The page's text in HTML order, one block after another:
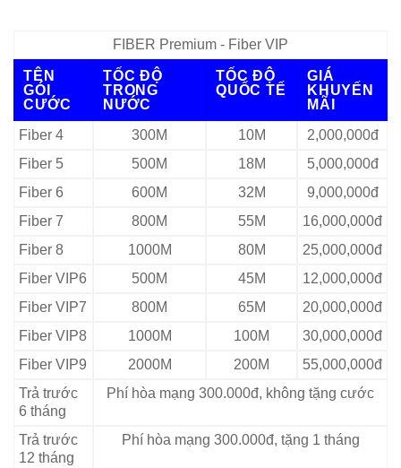
FIBER Premium - Fiber VIP
TÊN
GÓI
CƯỚC
TỐC ĐỘ
TRONG
NƯỚC
TỐC ĐỘ
QUỐC TẾ
GIÁ
KHUYẾN
MÃI
Fiber 4
300M 10M
2,000,000đ
Fiber 5
500M 18M
5,000,000đ
Fiber 6
600M 32M
9,000,000đ
Fiber 7
800M 55M
16,000,000đ
Fiber 8
1000M 80M
25,000,000đ
Fiber VIP6
500M 45M
12,000,000đ
Fiber VIP7
800M 65M
20,000,000đ
Fiber VIP8
1000M 100M
30,000,000đ
Fiber VIP9
2000M 200M
55,000,000đ
Trả trước
6 tháng
Phí hòa mạng 300.000đ, không tặng cước
Trả trước
12 tháng
Phí hòa mạng 300.000đ, tặng 1 tháng